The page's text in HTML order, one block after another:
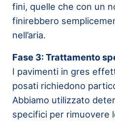
fini, quelle che con un
finirebbero
nell’aria.
Fase 3: Trattamento
I pavimenti in gres
posati richiedono
Abbiamo utilizzato
specifici per rimuovere